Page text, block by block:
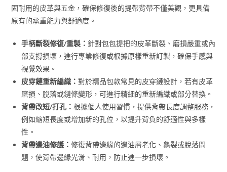
固耐用的皮革與五金，確保修復後的提帶背帶不僅美觀，更具備
原有的承重能力與舒適度。
手柄斷裂修復/重製： 針對包包提把的皮革斷裂、磨損嚴重或內
部支撐損壞，進行專業修復或根據原樣重新訂製，確保手感與
視覺效果。
皮穿鏈重新編織：對於精品包款常見的皮穿鏈設計，若有皮革
磨損、脫落或鏈條變形，可進行精細的重新編織或部分替換。
背帶改短/打孔：根據個人使用習慣，提供背帶長度調整服務，
例如縮短長度或增加新的孔位，以提升背負的舒適性與多樣
性。
背帶邊油修護：修復背帶邊緣的邊油層老化、龜裂或脫落問
題，使背帶邊緣光滑、耐用，防止進一步損壞。